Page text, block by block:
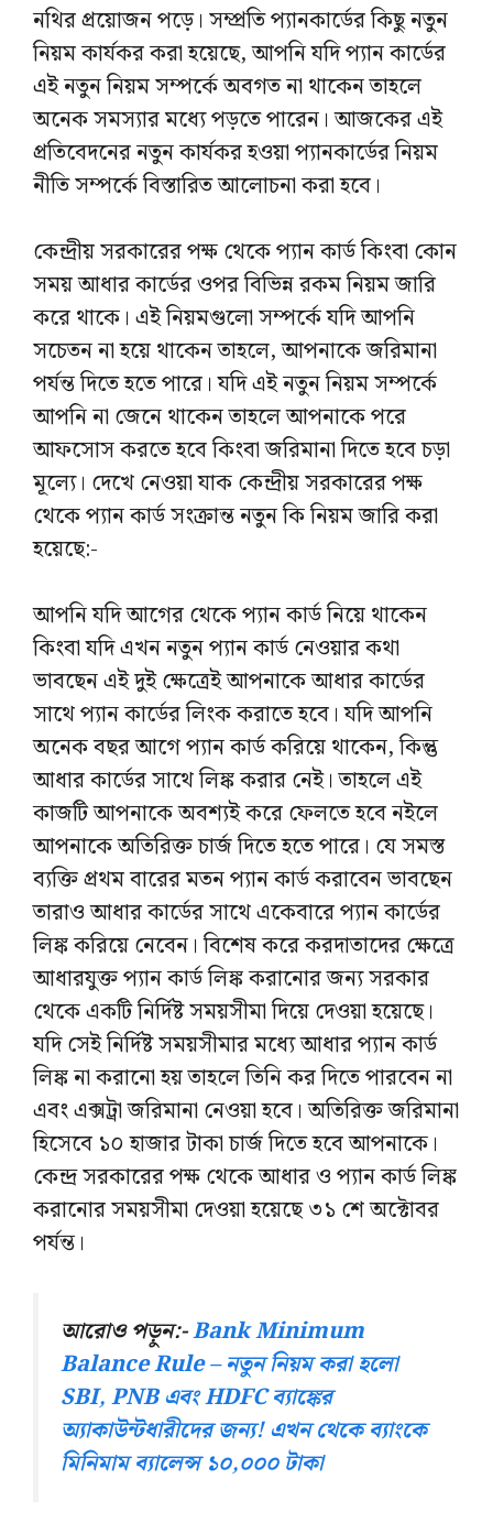
নথির প্রয়োজন পড়ে। সম্প্রতি প্যানকার্ডের কিছু নতুন
নিয়ম কার্যকর করা হয়েছে, আপনি যদি প্যান কার্ডের
এই নতুন নিয়ম সম্পর্কে অবগত না থাকেন তাহলে
অনেক সমস্যার মধ্যে পড়তে পারেন। আজকের এই
প্রতিবেদনের নতুন কার্যকর হওয়া প্যানকার্ডের নিয়ম
নীতি সম্পর্কে বিস্তারিত আলোচনা করা হবে।
কেন্দ্রীয় সরকারের পক্ষ থেকে প্যান কার্ড কিংবা কোন
সময় আধার কার্ডের ওপর বিভিন্ন রকম নিয়ম জারি
করে থাকে। এই নিয়মগুলো সম্পর্কে যদি আপনি
সচেতন না হয়ে থাকেন তাহলে, আপনাকে জরিমানা
পর্যন্ত দিতে হতে পারে। যদি এই নতুন নিয়ম সম্পর্কে
আপনি না জেনে থাকেন তাহলে আপনাকে পরে
আফসোস করতে হবে কিংবা জরিমানা দিতে হবে চড়া
মূল্যে। দেখে নেওয়া যাক কেন্দ্রীয় সরকারের পক্ষ
থেকে প্যান কার্ড সংক্রান্ত নতুন কি নিয়ম জারি করা
হয়েছে:-
আপনি যদি আগের থেকে প্যান কার্ড নিয়ে থাকেন
কিংবা যদি এখন নতুন প্যান কার্ড নেওয়ার কথা
ভাবছেন এই দুই ক্ষেত্রেই আপনাকে আধার কার্ডের
সাথে প্যান কার্ডের লিংক করাতে হবে। যদি আপনি
অনেক বছর আগে প্যান কার্ড করিয়ে থাকেন, কিন্তু
আধার কার্ডের সাথে লিঙ্ক করার নেই। তাহলে এই
কাজটি আপনাকে অবশ্যই করে ফেলতে হবে নইলে
আপনাকে অতিরিক্ত চার্জ দিতে হতে পারে। যে সমস্ত
ব্যক্তি প্রথম বারের মতন প্যান কার্ড করাবেন ভাবছেন
তারাও আধার কার্ডের সাথে একেবারে প্যান কার্ডের
লিঙ্ক করিয়ে নেবেন। বিশেষ করে করদাতাদের ক্ষেত্রে
আধারযুক্ত প্যান কার্ড লিঙ্ক করানোর জন্য সরকার
থেকে একটি নির্দিষ্ট সময়সীমা দিয়ে দেওয়া হয়েছে।
যদি সেই নির্দিষ্ট সময়সীমার মধ্যে আধার প্যান কার্ড
লিঙ্ক না করানো হয় তাহলে তিনি কর দিতে পারবেন না
এবং এক্সট্রা জরিমানা নেওয়া হবে। অতিরিক্ত জরিমানা
হিসেবে ১০ হাজার টাকা চার্জ দিতে হবে আপনাকে।
কেন্দ্র সরকারের পক্ষ থেকে আধার ও প্যান কার্ড লিঙ্ক
করানোর সময়সীমা দেওয়া হয়েছে ৩১ শে অক্টোবর
পর্যন্ত।
আরোও পড়ুন:-Bank Minimum
Balance Rule – নতুন নিয়ম করা হলো
SBI, PNB এবং HDFC ব্যাঙ্কের
অ্যাকাউন্টধারীদের জন্য! এখন থেকে ব্যাংকে
মিনিমাম ব্যালেন্স ১০,০০০ টাকা